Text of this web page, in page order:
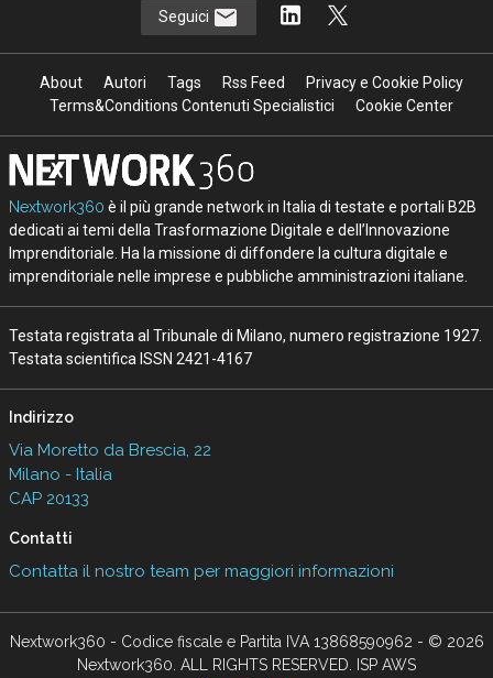
Seguici
About Autori Tags Rss Feed
Privacy e Cookie Policy
Terms&Conditions Contenuti Specialistici
Cookie Center
Nextwork360 è il più grande network in Italia di testate e portali B2B
dedicati ai temi della Trasformazione Digitale e dell’Innovazione
Imprenditoriale. Ha la missione di diffondere la cultura digitale e
imprenditoriale nelle imprese e pubbliche amministrazioni italiane.
Testata registrata al Tribunale di Milano, numero registrazione 1927.
Testata scientifica ISSN 2421-4167
Indirizzo
Via Moretto da Brescia, 22
Milano - Italia
CAP 20133
Contatti
Contatta il nostro team per maggiori informazioni
Nextwork360 - Codice fiscale e Partita IVA 13868590962 - © 2026
Nextwork360. ALL RIGHTS RESERVED. ISP AWS